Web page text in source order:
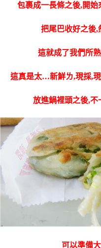
包裹成一長條之後,開
把尾巴收好之後,
這就成了我們所
這真是太…新鮮ㄌ,現採,
放進鍋裡頭之後,不
可以準備